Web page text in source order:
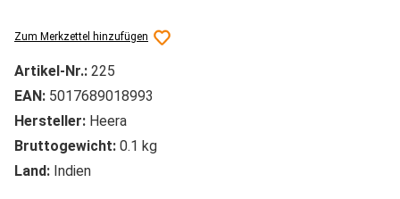
Zum Merkzettel hinzufügen
Artikel-Nr.: 225
EAN: 5017689018993
Hersteller: Heera
Bruttogewicht: 0.1 kg
Land: Indien